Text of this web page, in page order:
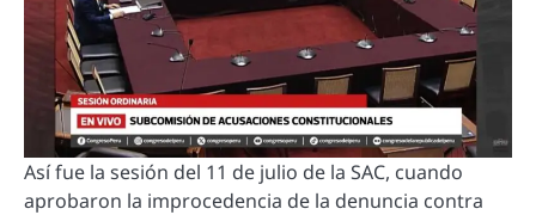
Así fue la sesión del 11 de julio de la SAC, cuando
aprobaron la improcedencia de la denuncia contra